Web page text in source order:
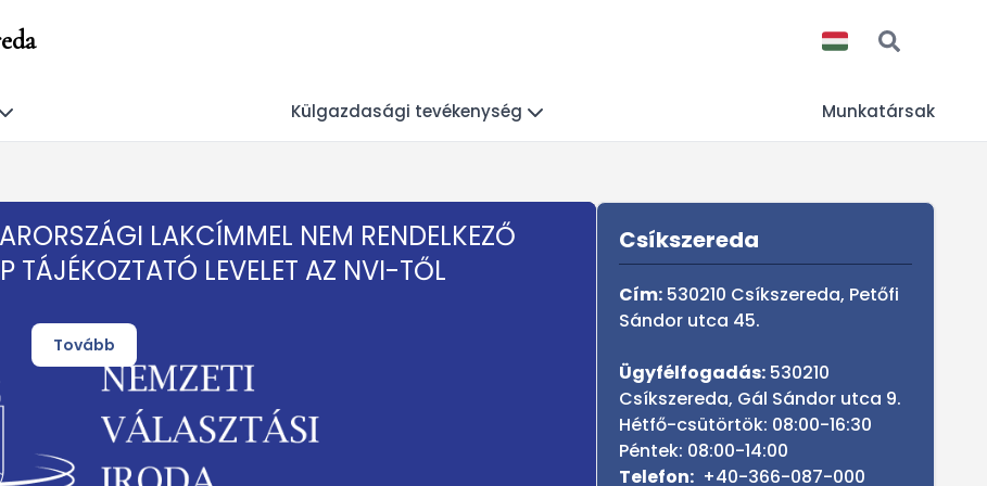
Külgazdasági tevékenység Munkatársak
LAKCÍMMEL NEM RENDELKEZŐ
TÁJÉKOZTATÓ LEVELET AZ NVI-TŐL
Tovább
ANYAKÖNYVI
Sidebar
Csíkszereda
Cím: 530210 Csíkszereda, Petőfi
Sándor utca 45.
Ügyfélfogadás: 530210
Csíkszereda, Gál Sándor utca 9.
Hétfő-csütörtök: 08:00-16:30
Péntek: 08:00-14:00
Telefon: +40-366-087-000